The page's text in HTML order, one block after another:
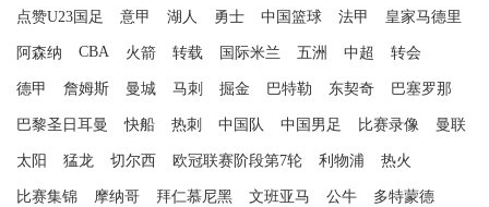
点赞U23国足 意甲 湖人 勇士 中国篮球 法甲 皇家马德里
阿森纳 CBA 火箭 转载 国际米兰 五洲 中超 转会
德甲 詹姆斯 曼城 马刺 掘金 巴特勒 东契奇 巴塞罗那
巴黎圣日耳曼 快船 热刺 中国队 中国男足 比赛录像 曼联
太阳 猛龙 切尔西 欧冠联赛阶段第7轮 利物浦 热火
比赛集锦 摩纳哥 拜仁慕尼黑 文班亚马 公牛 多特蒙德